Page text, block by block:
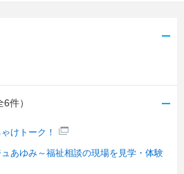
6件）
けトーク！
あゆみ～福祉相談の現場を見学・体験